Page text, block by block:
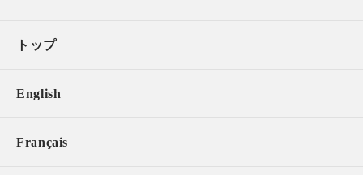
トップ
English
Français